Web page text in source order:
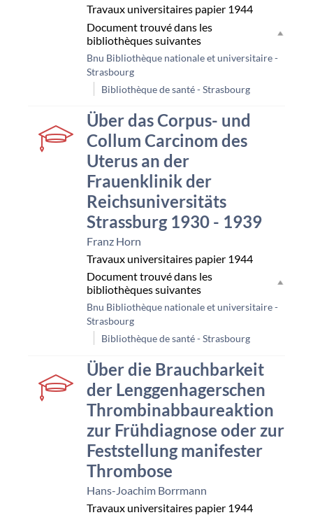
Travaux universitaires papier 1944
Document trouvé dans les
bibliothèques suivantes
Bnu Bibliothèque nationale et universitaire -
Strasbourg
Bibliothèque de santé - Strasbourg
Über das Corpus- und
Collum Carcinom des
Uterus an der
Frauenklinik der
Reichsuniversitäts
Strassburg 1930 - 1939
Franz Horn
Travaux universitaires papier 1944
Document trouvé dans les
bibliothèques suivantes
Bnu Bibliothèque nationale et universitaire -
Strasbourg
Bibliothèque de santé - Strasbourg
Über die Brauchbarkeit
der Lenggenhagerschen
Thrombinabbaureaktion
zur Frühdiagnose oder zur
Feststellung manifester
Thrombose
Hans-Joachim Borrmann
Travaux universitaires papier 1944